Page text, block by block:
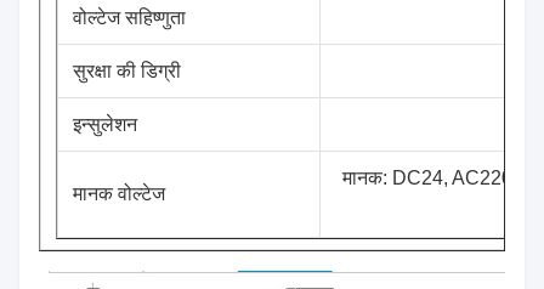
वोल्टेज सहिष्णुता
सुरक्षा की डिग्री
इन्सुलेशन
मानक वोल्टेज
मानक: DC24, AC220V,